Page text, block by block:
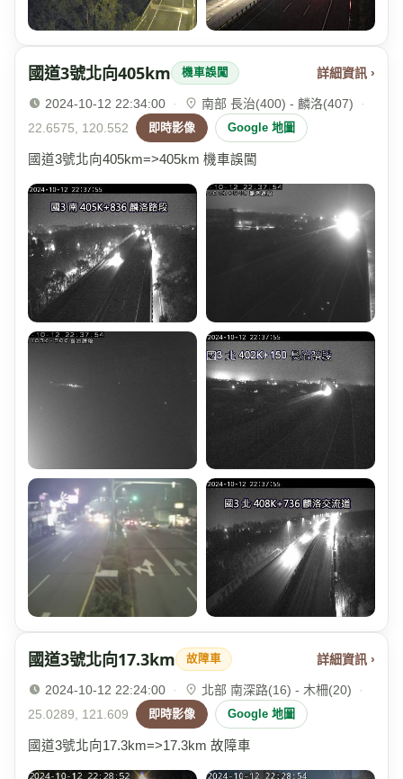
國道3號北向405km 機車誤闖 詳細資訊 ›
2024-10-12 22:34:00 · 南部 長治(400) - 麟洛(407)
·
22.6575, 120.552
即時影像 Google 地圖
國道3號北向405km=>405km 機車誤闖
國道3號北向17.3km 故障車 詳細資訊 ›
2024-10-12 22:24:00 · 北部 南深路(16) - 木柵(20)
·
25.0289, 121.609
即時影像 Google 地圖
國道3號北向17.3km=>17.3km 故障車